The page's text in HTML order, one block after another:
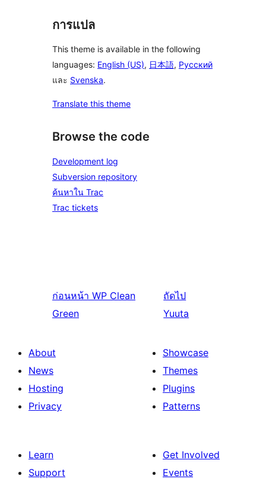
การแปล
This theme is available in the following
languages: English (US), 日本語, Русский
และ Svenska.
Translate this theme
Browse the code
Development log
Subversion repository
ค้นหาใน Trac
Trac tickets
ก่อนหน้า WP Clean
Green
ถัดไป
Yuuta
About
News
Hosting
Privacy
Showcase
Themes
Plugins
Patterns
Learn
Support
Get Involved
Events